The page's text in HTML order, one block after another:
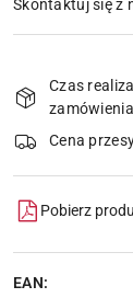
Skontaktuj się z
dostawa
Czas
Cena
Pobierz
EAN: